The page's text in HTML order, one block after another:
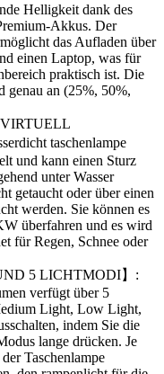
Helligkeit dank des
Akkus. Der
das Aufladen über
einen Laptop, was für
praktisch ist. Die
genau an (25%, 50%,
VIRTUELL
taschenlampe
und kann einen Sturz
unter Wasser
getaucht oder über einen
werden. Sie können es
überfahren und es wird
für Regen, Schnee oder
5 LICHTMODI】:
verfügt über 5
Light, Low Light,
indem Sie die
lange drücken. Je
Taschenlampe